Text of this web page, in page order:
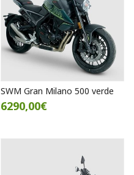
SWM Gran Milano 500 verde
6290,00€